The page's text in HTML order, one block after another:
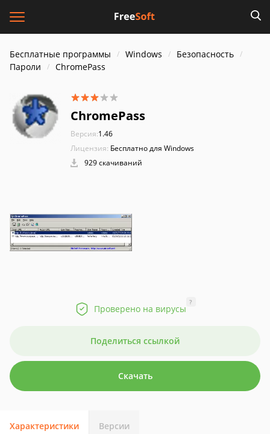
Бесплатные программы Windows
Безопасность
Пароли
ChromePass
ChromePass
Версия:1.46
Лицензия: Бесплатно для Windows
929 скачиваний
Проверено на вирусы
?
Поделиться ссылкой
Скачать
Характеристики Версии